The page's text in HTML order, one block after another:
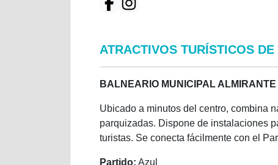
ATRACTIVOS TURÍSTICOS DE
BALNEARIO MUNICIPAL
Ubicado a minutos del centro, combina
parquizadas. Dispone de instalaciones
turistas. Se conecta fácilmente con el
Partido: Azul